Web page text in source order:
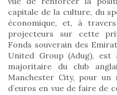
capitale de la culture, du
économique, et, à
projecteurs sur cette
Fonds souverain des
United Group (Adug), est
majoritaire du club
Manchester City, pour un
d’euros en vue de faire de